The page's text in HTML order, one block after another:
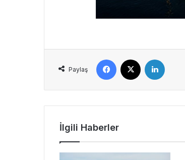
Paylaş
Facebook
İlgili Haberler